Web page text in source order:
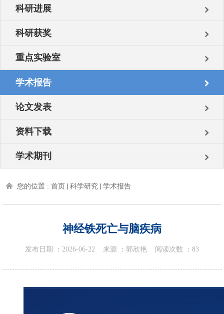
科研进展
科研获奖
重点实验室
学术报告
论文发表
资料下载
学术期刊
您的位置 : 首页 科学研究 学术报告
神经铁死亡与脑疾病
发布日期 ：2026-06-22 来源 ：郭欣艳 阅读次数 ：83